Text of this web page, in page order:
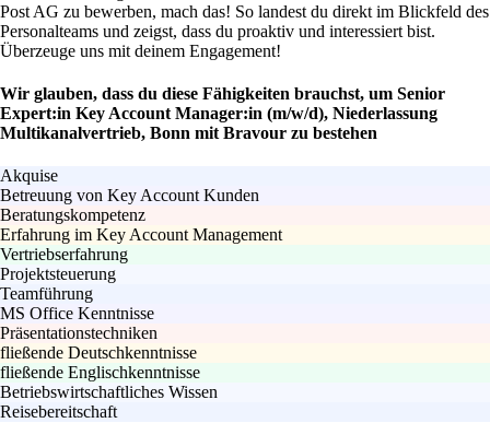
Post AG zu bewerben, mach das! So landest du direkt im Blickfeld des
Personalteams und zeigst, dass du proaktiv und interessiert bist.
Überzeuge uns mit deinem Engagement!
Wir glauben, dass du diese Fähigkeiten brauchst, um Senior
Expert:in Key Account Manager:in (m/w/d), Niederlassung
Multikanalvertrieb, Bonn mit Bravour zu bestehen
Akquise
Betreuung von Key Account Kunden
Beratungskompetenz
Erfahrung im Key Account Management
Vertriebserfahrung
Projektsteuerung
Teamführung
MS Office Kenntnisse
Präsentationstechniken
fließende Deutschkenntnisse
fließende Englischkenntnisse
Betriebswirtschaftliches Wissen
Reisebereitschaft